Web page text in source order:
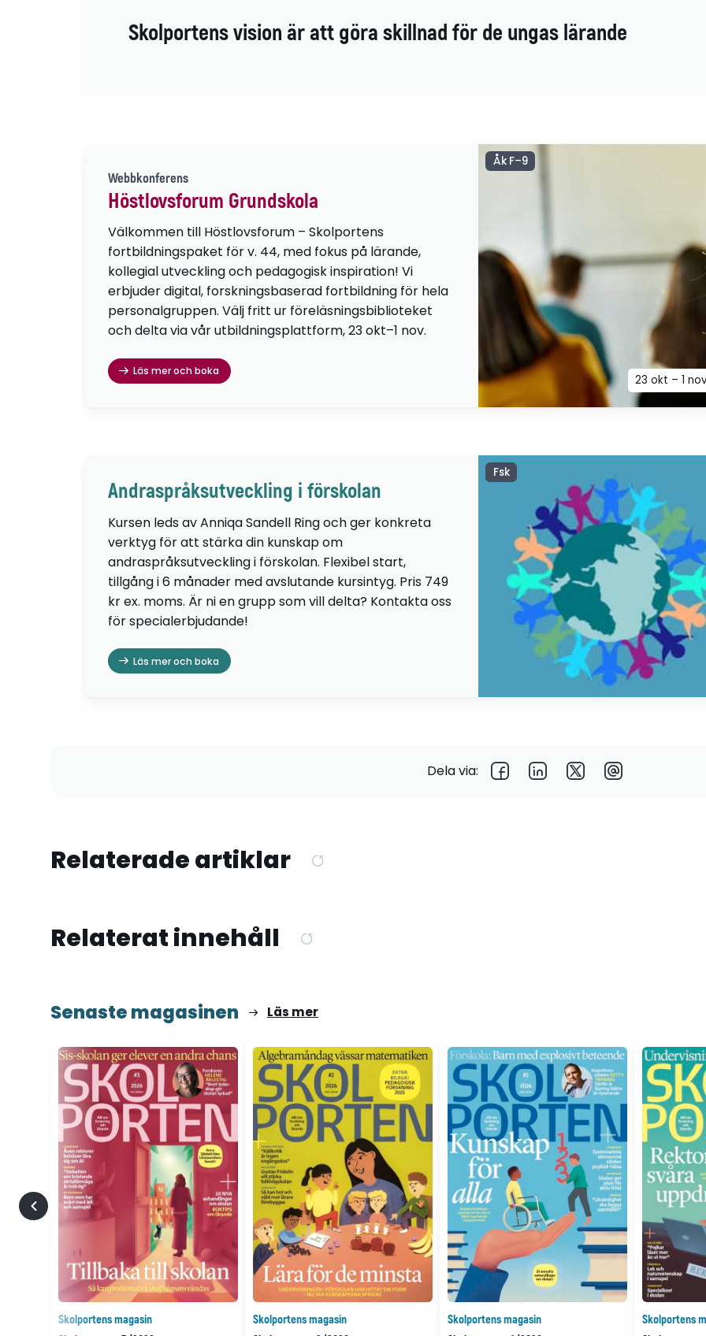
Skolportens vision är att göra skillnad för de ungas lärande
Webbkonferens
Höstlovsforum Grundskola
Välkommen till Höstlovsforum – Skolportens
fortbildningspaket för v. 44, med fokus på lärande,
kollegial utveckling och pedagogisk inspiration! Vi
erbjuder digital, forskningsbaserad fortbildning för hela
personalgruppen. Välj fritt ur föreläsningsbiblioteket
och delta via vår utbildningsplattform, 23 okt–1 nov.
Läs mer och boka
Åk F–9
23 okt – 1
Andraspråksutveckling i förskolan
Kursen leds av Anniqa Sandell Ring och ger konkreta
verktyg för att stärka din kunskap om
andraspråksutveckling i förskolan. Flexibel start,
tillgång i 6 månader med avslutande kursintyg. Pris 749
kr ex. moms. Är ni en grupp som vill delta? Kontakta oss
för specialerbjudande!
Läs mer och boka
Fsk
Dela via:
Relaterade artiklar
Relaterat innehåll
Senaste magasinen Läs mer
Skolportens magasin
Skolportens magasin
Skolportens magasin
Skolportens